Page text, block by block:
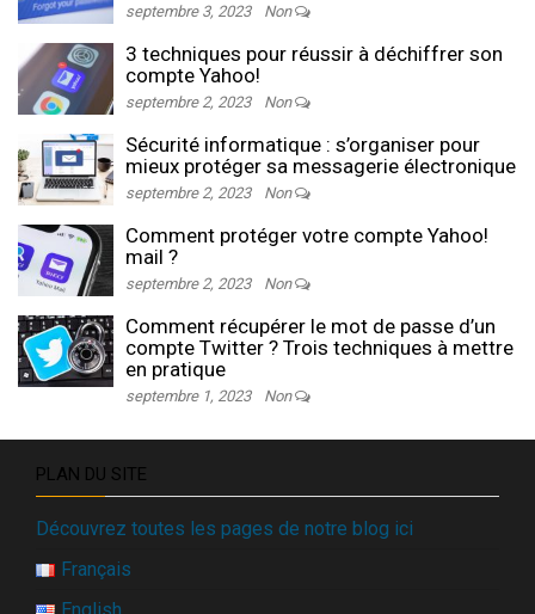
septembre 3, 2023 Non
3 techniques pour réussir à déchiffrer son
compte Yahoo!
septembre 2, 2023 Non
Sécurité informatique : s’organiser pour
mieux protéger sa messagerie électronique
septembre 2, 2023 Non
Comment protéger votre compte Yahoo!
mail ?
septembre 2, 2023 Non
Comment récupérer le mot de passe d’un
compte Twitter ? Trois techniques à mettre
en pratique
septembre 1, 2023 Non
PLAN DU SITE
Découvrez toutes les pages de notre blog ici
Français